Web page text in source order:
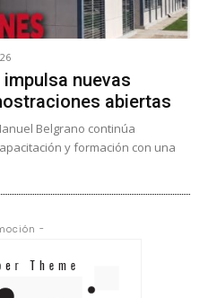
nuevas
abiertas
Belgrano continúa
y formación con una
-